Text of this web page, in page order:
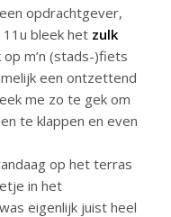
opdrachtgever,
bleek het zulk
m’n (stads-)fiets
een ontzettend
me zo te gek om
te klappen en even
op het terras
in het
eigenlijk juist heel